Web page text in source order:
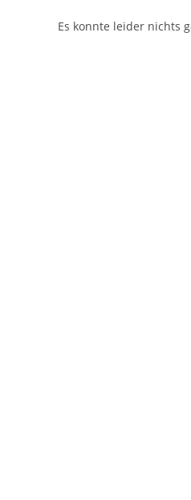
Es konnte leider nichts